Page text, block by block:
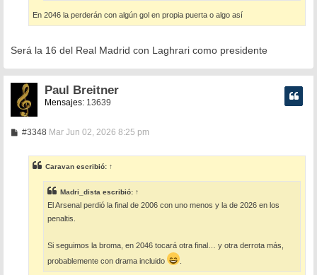
En 2046 la perderán con algún gol en propia puerta o algo así
Será la 16 del Real Madrid con Laghrari como presidente
Paul Breitner
Mensajes:13639
#3348M
a
j
e
Mar Jun 02, 2026 8:25 pm
Caravan escribió: ↑
Madri_dista escribió: ↑
El Arsenal perdió la final de 2006 con uno menos y la de 2026 en los
penaltis.
Si seguimos la broma, en 2046 tocará otra final… y otra derrota más,
probablemente con drama incluido